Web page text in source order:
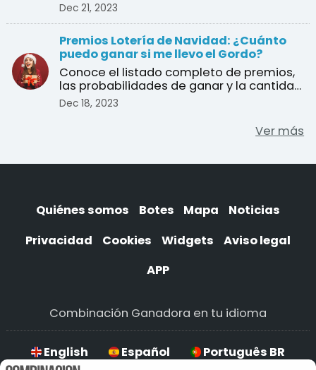
Dec 21, 2023
Premios Lotería de Navidad: ¿Cuánto
puedo ganar si me llevo el Gordo?
Conoce el listado completo de premios,
las probabilidades de ganar y la cantidad
de décimos en j ...
Dec 18, 2023
Ver más
Quiénes somos Botes Mapa
Noticias
Privacidad
Cookies Widgets
Aviso legal
APP
Combinación Ganadora en tu idioma
English Español Português BR